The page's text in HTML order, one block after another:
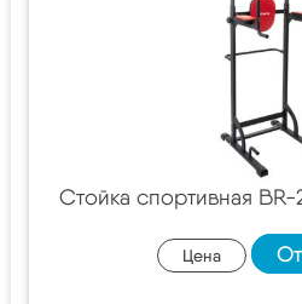
Стойка спортивная BR-
Цена